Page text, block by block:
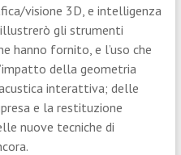
visione 3D, e intelligenza
gli strumenti
hanno fornito, e l’uso che
della geometria
interattiva; delle
e la restituzione
nuove tecniche di